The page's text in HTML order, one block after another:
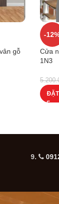
gỗ
-
Cửa
1N3
9.